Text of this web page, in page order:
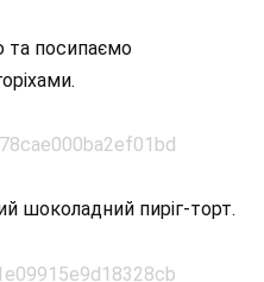
та посипаємо
шоколадний пиріг-торт.